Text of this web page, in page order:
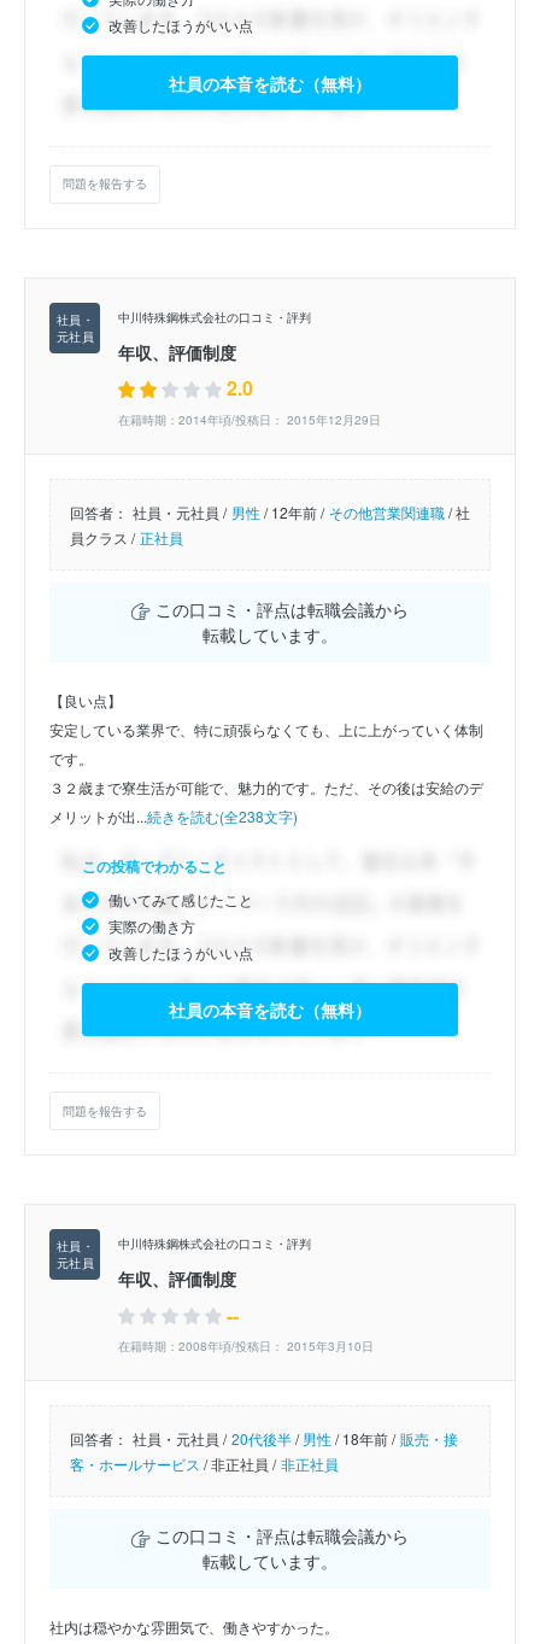
改善したほうがいい点
社員の本音を読む（無料）
問題を報告する
中川特殊鋼株式会社の口コミ・評判
年収、評価制度
2.0
在籍時期：2014年頃/投稿日： 2015年12月29日
回答者： 社員・元社員 / 男性/12年前 / その他営業関連職/社
員クラス / 正社員
この口コミ・評点は転職会議から
転載しています。
【良い点】
安定している業界で、特に頑張らなくても、上に上がっていく体制
です。
３２歳まで寮生活が可能で、魅力的です。ただ、その後は安給のデ
メリットが出...続きを読む(全238文字)
この投稿でわかること
働いてみて感じたこと
実際の働き方
改善したほうがいい点
社員の本音を読む（無料）
問題を報告する
中川特殊鋼株式会社の口コミ・評判
年収、評価制度
--
在籍時期：2008年頃/投稿日： 2015年3月10日
回答者： 社員・元社員 / 20代後半/男性/18年前 / 販売・接
客・ホールサービス /非正社員 / 非正社員
この口コミ・評点は転職会議から
転載しています。
社内は穏やかな雰囲気で、働きやすかった。